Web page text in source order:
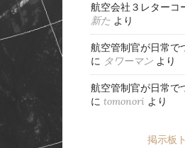
航空会社３レターコ
新た より
航空管制官が日常で
に タワーマン より
航空管制官が日常で
に tomonori より
掲示板